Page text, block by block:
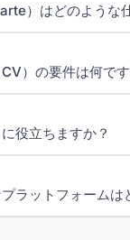
）はどのような
）の要件は何で
役立ちますか？
ラットフォームは